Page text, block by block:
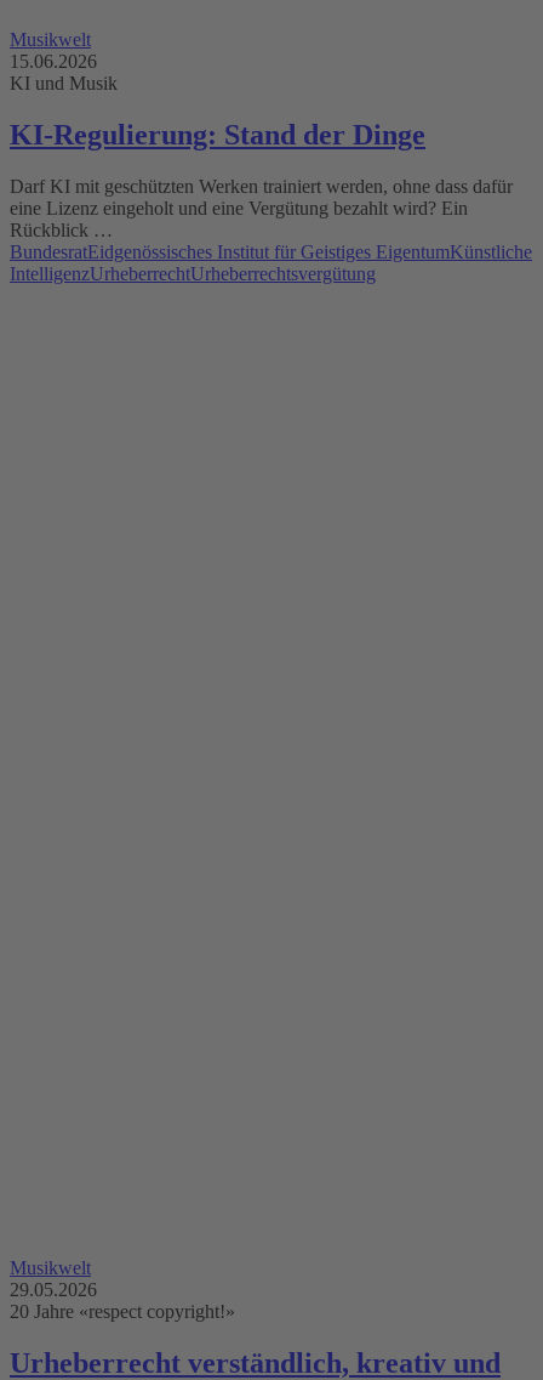
Musikwelt
15.06.2026
KI und Musik
KI-Regulierung: Stand der Dinge
Darf KI mit geschützten Werken trainiert werden, ohne dass dafür
eine Lizenz eingeholt und eine Vergütung bezahlt wird? Ein
Rückblick …
BundesratEidgenössisches Institut für Geistiges EigentumKünstliche
IntelligenzUrheberrechtUrheberrechtsvergütung
Musikwelt
29.05.2026
20 Jahre «respect copyright!»
Urheberrecht verständlich, kreativ und